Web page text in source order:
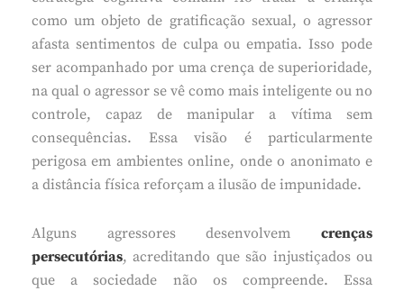
como um objeto de gratificação sexual, o agressor
afasta sentimentos de culpa ou empatia. Isso pode
ser acompanhado por uma crença de superioridade,
na qual o agressor se vê como mais inteligente ou no
controle, capaz de manipular a vítima sem
consequências. Essa visão é particularmente
perigosa em ambientes online, onde o anonimato e
a distância física reforçam a ilusão de impunidade.
Alguns agressores desenvolvem crenças
persecutórias, acreditando que são injustiçados ou
que a sociedade não os compreende. Essa